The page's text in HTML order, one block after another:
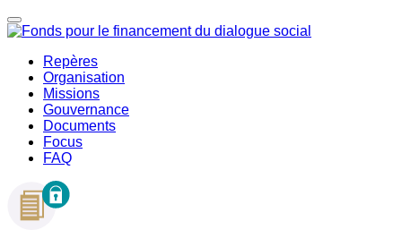
Repères
Organisation
Missions
Gouvernance
Documents
Focus
FAQ